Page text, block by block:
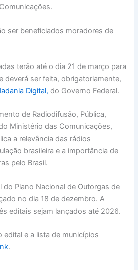
ser beneficiados moradores de
terão até o dia 21 de março para
deverá ser feita, obrigatoriamente,
Digital, do Governo Federal.
de Radiodifusão, Pública,
Ministério das Comunicações,
a relevância das rádios
brasileira e a importância de
pelo Brasil.
do Plano Nacional de Outorgas de
no dia 18 de dezembro. A
editais sejam lançados até 2026.
e a lista de municípios
.